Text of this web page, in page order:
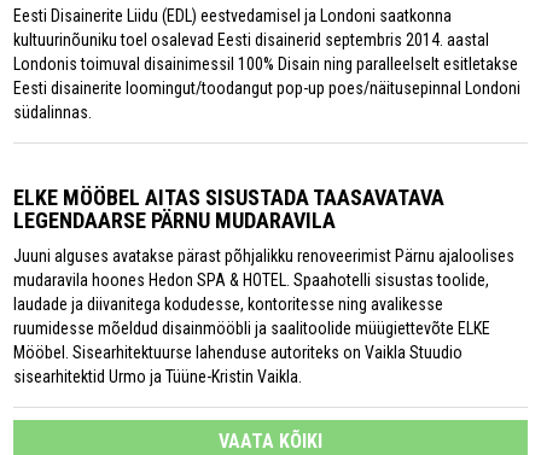
Eesti Disainerite Liidu (EDL) eestvedamisel ja Londoni saatkonna
kultuurinõuniku toel osalevad Eesti disainerid septembris 2014. aastal
Londonis toimuval disainimessil 100% Disain ning paralleelselt esitletakse
Eesti disainerite loomingut/toodangut pop-up poes/näitusepinnal Londoni
südalinnas.
ELKE MÖÖBEL AITAS SISUSTADA TAASAVATAVA
LEGENDAARSE PÄRNU MUDARAVILA
Juuni alguses avatakse pärast põhjalikku renoveerimist Pärnu ajaloolises
mudaravila hoones Hedon SPA & HOTEL. Spaahotelli sisustas toolide,
laudade ja diivanitega kodudesse, kontoritesse ning avalikesse
ruumidesse mõeldud disainmööbli ja saalitoolide müügiettevõte ELKE
Mööbel. Sisearhitektuurse lahenduse autoriteks on Vaikla Stuudio
sisearhitektid Urmo ja Tüüne-Kristin Vaikla.
VAATA KÕIKI